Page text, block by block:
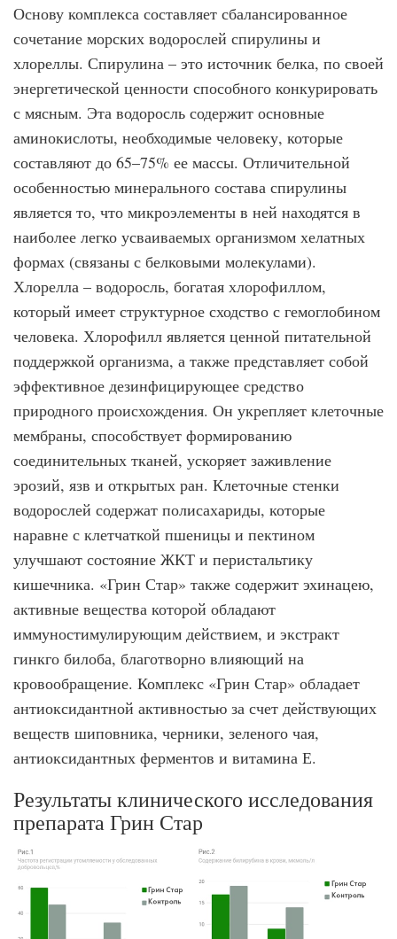
Основу комплекса составляет сбалансированное
сочетание морских водорослей спирулины и
хлореллы. Спирулина – это источник белка, по своей
энергетической ценности способного конкурировать
с мясным. Эта водоросль содержит основные
аминокислоты, необходимые человеку, которые
составляют до 65–75% ее массы. Отличительной
особенностью минерального состава спирулины
является то, что микроэлементы в ней находятся в
наиболее легко усваиваемых организмом хелатных
формах (связаны с белковыми молекулами).
Хлорелла – водоросль, богатая хлорофиллом,
который имеет структурное сходство с гемоглобином
человека. Хлорофилл является ценной питательной
поддержкой организма, а также представляет собой
эффективное дезинфицирующее средство
природного происхождения. Он укрепляет клеточные
мембраны, способствует формированию
соединительных тканей, ускоряет заживление
эрозий, язв и открытых ран. Клеточные стенки
водорослей содержат полисахариды, которые
наравне с клетчаткой пшеницы и пектином
улучшают состояние ЖКТ и перистальтику
кишечника. «Грин Стар» также содержит эхинацею,
активные вещества которой обладают
иммуностимулирующим действием, и экстракт
гинкго билоба, благотворно влияющий на
кровообращение. Комплекс «Грин Стар» обладает
антиоксидантной активностью за счет действующих
веществ шиповника, черники, зеленого чая,
антиоксидантных ферментов и витамина Е.
Результаты клинического исследования
препарата Грин Стар